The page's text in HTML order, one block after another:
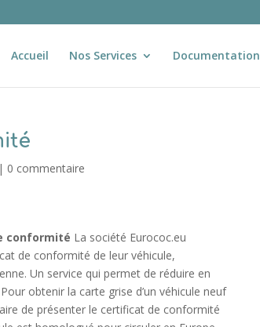
Accueil Nos Services Documentation
| 0 commentaire
conformité La société Eurococ.eu
de conformité de leur véhicule,
Un service qui permet de réduire en
obtenir la carte grise d’un véhicule neuf
de présenter le certificat de conformité